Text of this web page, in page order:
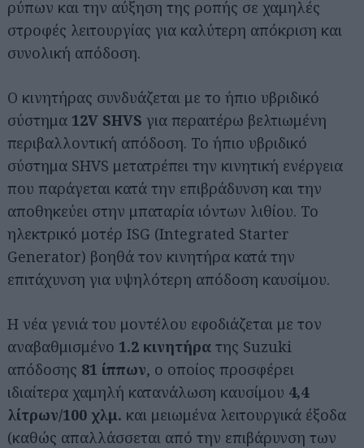
ρύπων και την αύξηση της ροπής σε χαμηλές
στροφές λειτουργίας για καλύτερη απόκριση και
συνολική απόδοση.
Ο κινητήρας συνδυάζεται με το ήπιο υβριδικό
σύστημα 12V SHVS για περαιτέρω βελτιωμένη
περιβαλλοντική απόδοση. Το ήπιο υβριδικό
σύστημα SHVS μετατρέπει την κινητική ενέργεια
που παράγεται κατά την επιβράδυνση και την
αποθηκεύει στην μπαταρία ιόντων λιθίου. Το
ηλεκτρικό μοτέρ ISG (Integrated Starter
Generator) βοηθά τον κινητήρα κατά την
επιτάχυνση για υψηλότερη απόδοση καυσίμου.
Η νέα γενιά του μοντέλου εφοδιάζεται με τον
αναβαθμισμένο 1.2 κινητήρα της Suzuki
απόδοσης 81 ίππων, ο οποίος προσφέρει
ιδιαίτερα χαμηλή κατανάλωση καυσίμου 4,4
λίτρων/100 χλμ. και μειωμένα λειτουργικά έξοδα
(καθώς απαλλάσσεται από την επιβάρυνση των